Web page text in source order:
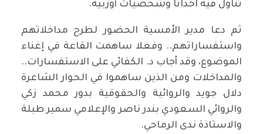
تناول فيه احداثا وشخصيات أوربية.
ثم دعا مدير الأمسية الحضور لطرح مداخلاتهم
واستفساراتهم.. وفعلا ساهمت القاعة في إغناء
الموضوع، وقد أجاب د. الكفائي على الاستفسارات..
والمداخلات ومن الذين ساهموا في الحوار الشاعرة
دلال جويد والروائية والحقوقية بدور محمد زكي
والروائي السعودي بندر ناصر والإعلامي سمير طبلة
والاستاذة ندى الرماحي.